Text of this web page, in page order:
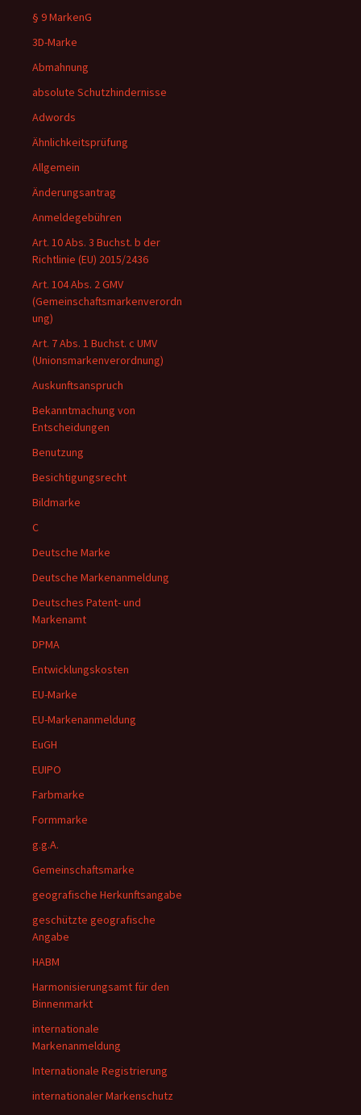
§ 9 MarkenG
3D-Marke
Abmahnung
absolute Schutzhindernisse
Adwords
Ähnlichkeitsprüfung
Allgemein
Änderungsantrag
Anmeldegebühren
Art. 10 Abs. 3 Buchst. b der
Richtlinie (EU) 2015/2436
Art. 104 Abs. 2 GMV
(Gemeinschaftsmarkenverordn
ung)
Art. 7 Abs. 1 Buchst. c UMV
(Unionsmarkenverordnung)
Auskunftsanspruch
Bekanntmachung von
Entscheidungen
Benutzung
Besichtigungsrecht
Bildmarke
C
Deutsche Marke
Deutsche Markenanmeldung
Deutsches Patent- und
Markenamt
DPMA
Entwicklungskosten
EU-Marke
EU-Markenanmeldung
EuGH
EUIPO
Farbmarke
Formmarke
g.g.A.
Gemeinschaftsmarke
geografische Herkunftsangabe
geschützte geografische
Angabe
HABM
Harmonisierungsamt für den
Binnenmarkt
internationale
Markenanmeldung
Internationale Registrierung
internationaler Markenschutz